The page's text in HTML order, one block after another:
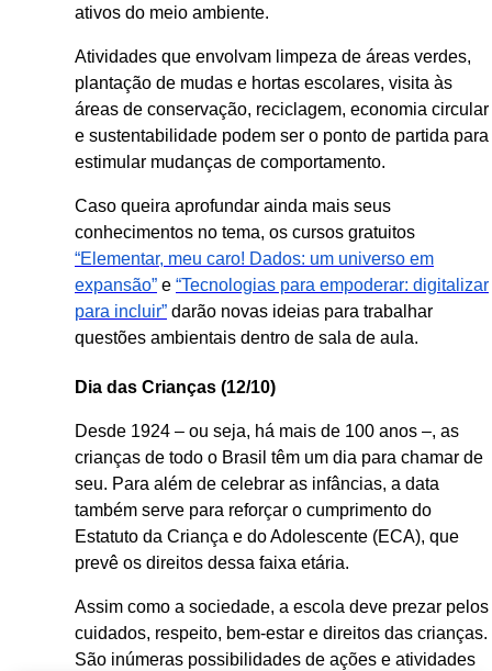
ativos do meio ambiente.
Atividades que envolvam limpeza de áreas verdes,
plantação de mudas e hortas escolares, visita às
áreas de conservação, reciclagem, economia circular
e sustentabilidade podem ser o ponto de partida para
estimular mudanças de comportamento.
Caso queira aprofundar ainda mais seus
conhecimentos no tema, os cursos gratuitos
“Elementar, meu caro! Dados: um universo em
expansão” e “Tecnologias para empoderar: digitalizar
para incluir” darão novas ideias para trabalhar
questões ambientais dentro de sala de aula.
Dia das Crianças (12/10)
Desde 1924 – ou seja, há mais de 100 anos –, as
crianças de todo o Brasil têm um dia para chamar de
seu. Para além de celebrar as infâncias, a data
também serve para reforçar o cumprimento do
Estatuto da Criança e do Adolescente (ECA), que
prevê os direitos dessa faixa etária.
Assim como a sociedade, a escola deve prezar pelos
cuidados, respeito, bem-estar e direitos das crianças.
São inúmeras possibilidades de ações e atividades